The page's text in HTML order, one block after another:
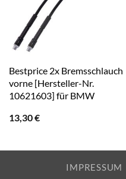
Bestprice 2x Bremsschlauch
vorne [Hersteller-Nr.
10621603] für BMW
13,30€
IMPRESSUM